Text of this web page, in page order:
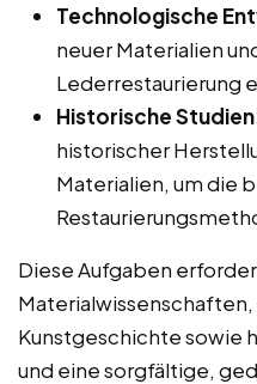
Technologische
neuer Materialien
Lederrestaurierung
Historische
historischer
Materialien, um die
Diese Aufgaben
Kunstgeschichte sowie
und eine sorgfältige,